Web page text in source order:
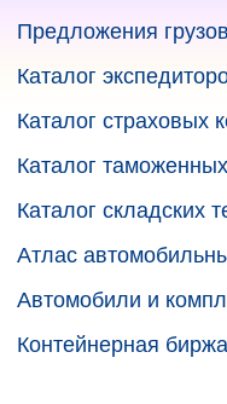
Предложения
Каталог
Каталог страховых
Каталог
Каталог складских
Атлас
Автомобили и
Контейнерная биржа